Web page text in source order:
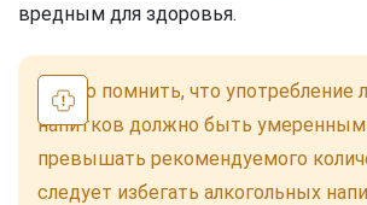
вредным для здоровья.
Важно помнить, что употребление
напитков должно быть умеренным
превышать рекомендуемого
следует избегать алкогольных